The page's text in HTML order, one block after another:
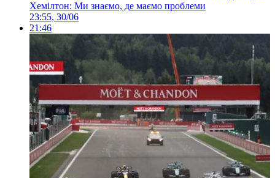
Хемілтон: Ми знаємо, де маємо проблеми
23:55, 30/06
21:46